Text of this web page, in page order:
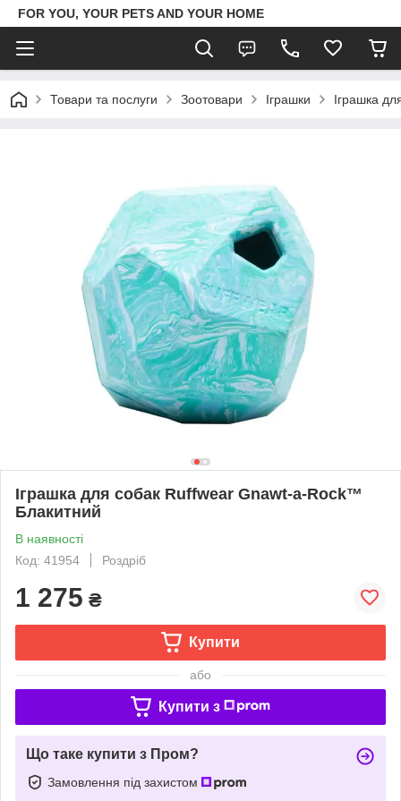
FOR YOU, YOUR PETS AND YOUR HOME
Товари та послуги Зоотовари Іграшки Іграшка
Іграшка для собак Ruffwear Gnawt-a-Rock™
Блакитний
В наявності
Код: 41954
Роздріб
1 275 ₴
Купити
або
Купити з
Що таке купити з Пром?
Замовлення під захистом